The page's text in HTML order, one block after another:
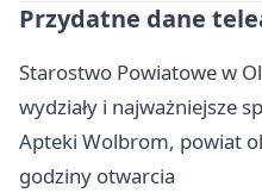
Przydatne dane
Starostwo Powiatowe w
wydziały i najważniejsze
Apteki Wolbrom, powiat
godziny otwarcia